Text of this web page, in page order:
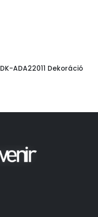
DK-ADA22011 Dekoráció